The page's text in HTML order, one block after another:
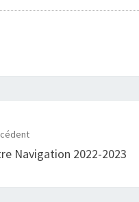
Navigation 2022-2023